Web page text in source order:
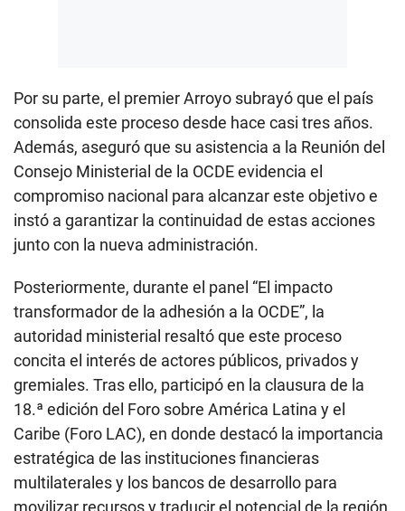
Por su parte, el premier Arroyo subrayó que el país
consolida este proceso desde hace casi tres años.
Además, aseguró que su asistencia a la Reunión del
Consejo Ministerial de la OCDE evidencia el
compromiso nacional para alcanzar este objetivo e
instó a garantizar la continuidad de estas acciones
junto con la nueva administración.
Posteriormente, durante el panel “El impacto
transformador de la adhesión a la OCDE”, la
autoridad ministerial resaltó que este proceso
concita el interés de actores públicos, privados y
gremiales. Tras ello, participó en la clausura de la
18.ª edición del Foro sobre América Latina y el
Caribe (Foro LAC), en donde destacó la importancia
estratégica de las instituciones financieras
multilaterales y los bancos de desarrollo para
movilizar recursos y traducir el potencial de la región